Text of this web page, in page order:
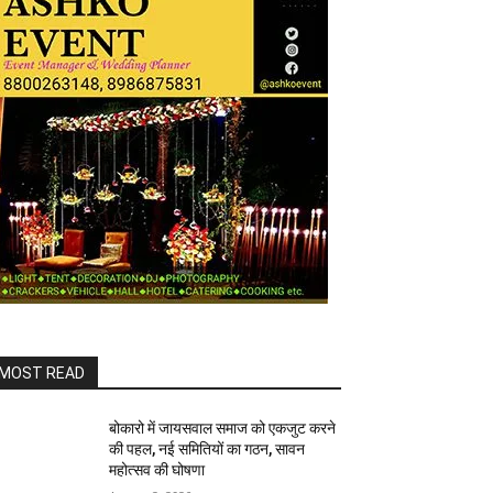
READ
बोकारो में जायसवाल समाज को एकजुट करने
की पहल, नई समितियों का गठन, सावन
महोत्सव की घोषणा